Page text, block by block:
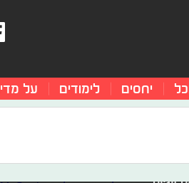
יחסים לימודים על
שאתם חייבים